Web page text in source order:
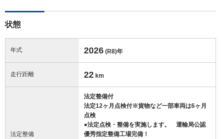
状態
年式 2026 (R8)年
走行距離 22 km
法定整備
法定整備付
法定12ヶ月点検付※貨物など一部車両は6ヶ月
点検
●法定点検・整備を実施します。 運輸局公認
優秀指定整備工場完備！